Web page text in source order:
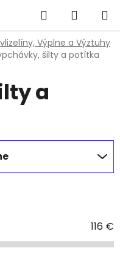
Hľadať
KOŠÍK
Výplne a Výztuhy
šilty a potítka
a
116 €